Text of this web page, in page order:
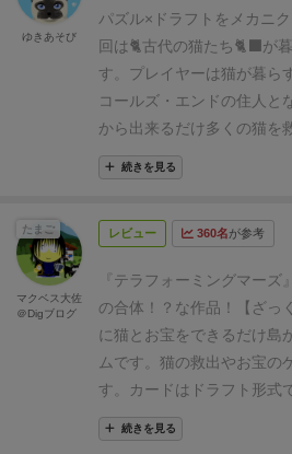
私は日本語ルールブックの
ました。
ルールは分かりま
が全部ドイツ語になってた
お陰でドイツ語に少し
よ、この見た目で9割がた
えよう。難しい顔をせずワ
お、カード購入と捕獲のル
順番にタイルを取って配置
も付属していて、家族で手
ている。 ソロルールはプレ
（船）を持たず、プレイヤ
るという仕組みになってい
を満たさずに自分の目標
に悩まされるルール。 その
を持ち、毎ラウンド場から
なインタラクト要素もある
ぎ問題。
膨大な数の猫タイ
ロー用の布袋に入れてしま
は本ゲームの特筆すべきス
ロゲームは「姉」を相手に
ットコレクションが弱くな
いるから戦略の見通しは立
題の多さにより難易度が自
明らかにカードの強さに差
あります
特定のタイルが混ざってし
という難点はあります。
猫オシャックス） アートワ
るのは言うまでもありませ
を“収納”できる裏蓋の注意
猫への愛があふれてやまな
あっという間でした。
１個持ちます（＝最初は１
ウンドが進むにつれて、か
れば、救出できる猫の数も
たくさんの猫を配置でき
逆に言えば、かごカードを
たっても１匹しか救出でき
ラウンドにかごのカードを
ド？？」ってことになりま
んど猫タイルを配置でき
ラウンドで引いたので、あ
ですが、もし仮に、自分だ
ごカードを引けなかったら
です。なんかバランス悪い
ーム自体は面白かっただけ
また本作は、本来は「カー
パズル×ドラフトをメカニ
回は🐈古代の猫たち🐈‍⬛が
す。 プレイヤーは猫が暮ら
コールズ・エンドの住人と
から出来るだけ多くの猫を
のミッションです。
し・手持ちのバスケットに
でいきます。カードドラフ
決まります。
カードには、
トや達成すると得点を得る
得点になるお宝タイルの獲
がどういう戦法・行動する
ても楽しいゲームです。 そ
いのが、猫を救出して船に
続きを見る
ゆきあそび
レビュー 360名が参考
『テラフォーミングマー
の合体！？な作品！
【ざっ
に猫とお宝をできるだけ島
ムです。 猫の救出やお宝の
す。カードはドラフト形式
ドラフトで取ったカードを
それを使って
続きを見る
たまご
マクベス大佐
＠Digブログ